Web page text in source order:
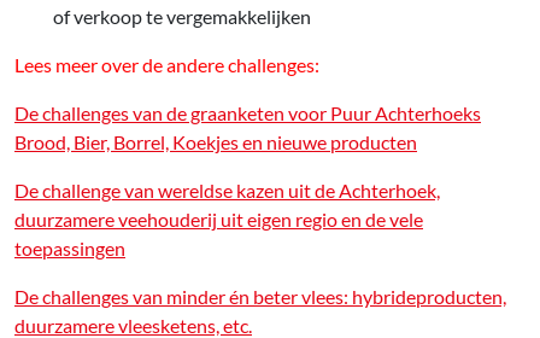
of verkoop te vergemakkelijken
Lees meer over de andere challenges:
De challenges van de graanketen voor Puur Achterhoeks
Brood, Bier, Borrel, Koekjes en nieuwe producten
De challenge van wereldse kazen uit de Achterhoek,
duurzamere veehouderij uit eigen regio en de vele
toepassingen
De challenges van minder én beter vlees: hybrideproducten,
duurzamere vleesketens, etc.